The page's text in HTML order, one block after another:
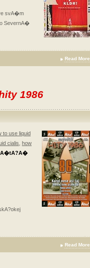
svA�m
SevernA�
Read More
1986
to use liquid
cialis how
Read More